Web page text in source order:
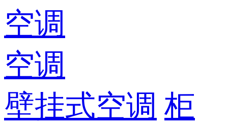
空调
空调
壁挂式空调 柜